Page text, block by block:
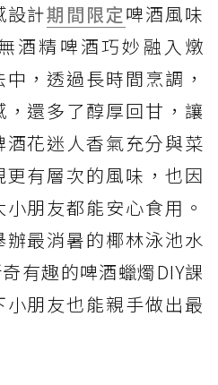
設計期間限定啤酒風味
酒精啤酒巧妙融入燉
，透過長時間烹調，
還多了醇厚回甘，讓
花迷人香氣充分與菜
有層次的風味，也因
朋友都能安心食用。
最消暑的椰林泳池水
有趣的啤酒蠟燭DIY課
朋友也能親手做出最